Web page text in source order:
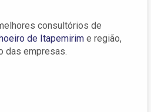
consultórios de
de Itapemirim e região,
das empresas.